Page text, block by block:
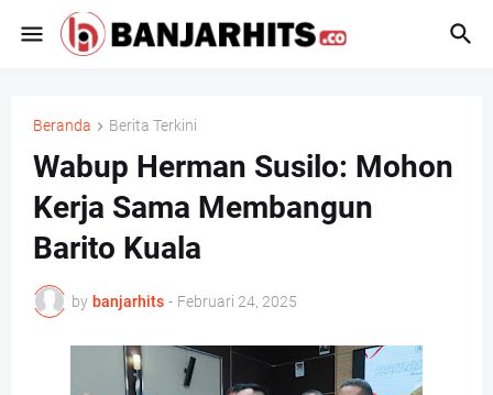
Beranda Berita Terkini
Wabup Herman Susilo: Mohon
Kerja Sama Membangun
Barito Kuala
by banjarhits - Februari 24, 2025